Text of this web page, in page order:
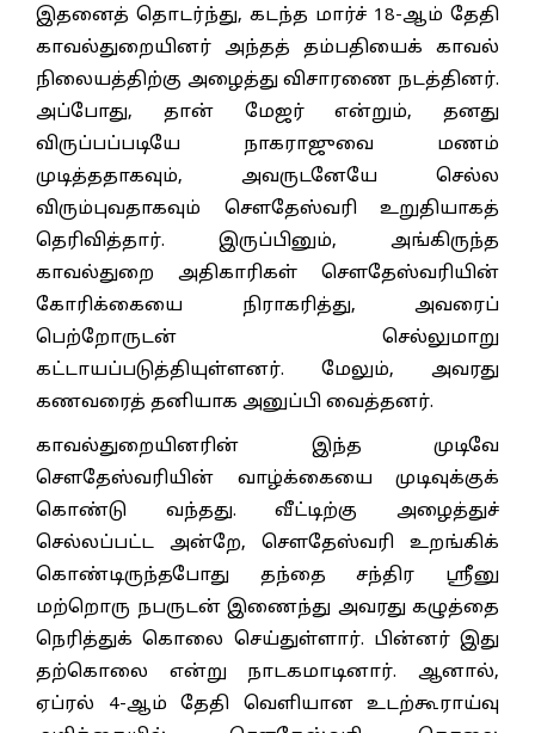
இதனைத் தொடர்ந்து, கடந்த மார்ச் 18-ஆம் தேதி
காவல்துறையினர் அந்தத் தம்பதியைக் காவல்
நிலையத்திற்கு அழைத்து விசாரணை நடத்தினர்.
அப்போது, தான் மேஜர் என்றும், தனது
விருப்பப்படியே நாகராஜுவை மணம்
முடித்ததாகவும், அவருடனேயே செல்ல
விரும்புவதாகவும் சௌதேஸ்வரி உறுதியாகத்
தெரிவித்தார். இருப்பினும், அங்கிருந்த
காவல்துறை அதிகாரிகள் சௌதேஸ்வரியின்
கோரிக்கையை நிராகரித்து, அவரைப்
பெற்றோருடன் செல்லுமாறு
கட்டாயப்படுத்தியுள்ளனர். மேலும், அவரது
கணவரைத் தனியாக அனுப்பி வைத்தனர்.
காவல்துறையினரின் இந்த முடிவே
சௌதேஸ்வரியின் வாழ்க்கையை முடிவுக்குக்
கொண்டு வந்தது. வீட்டிற்கு அழைத்துச்
செல்லப்பட்ட அன்றே, சௌதேஸ்வரி உறங்கிக்
கொண்டிருந்தபோது தந்தை சந்திர ஸ்ரீனு
மற்றொரு நபருடன் இணைந்து அவரது கழுத்தை
நெரித்துக் கொலை செய்துள்ளார். பின்னர் இது
தற்கொலை என்று நாடகமாடினார். ஆனால்,
ஏப்ரல் 4-ஆம் தேதி வெளியான உடற்கூராய்வு